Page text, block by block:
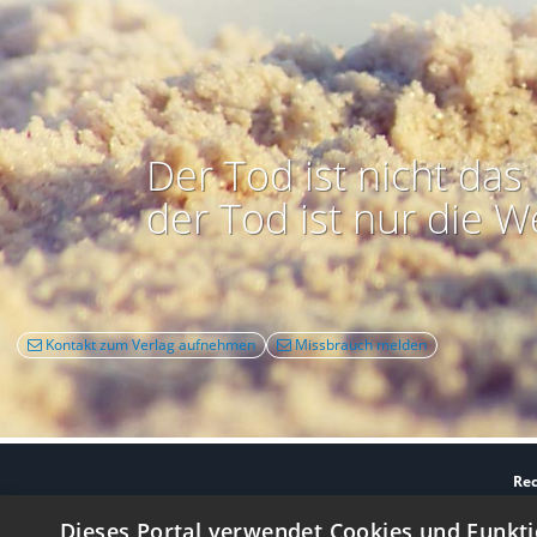
Der Tod ist nicht
der Tod ist nur die
Kontakt zum Verlag aufnehmen Missbrauch melden
Dieses Portal verwendet Cookies und